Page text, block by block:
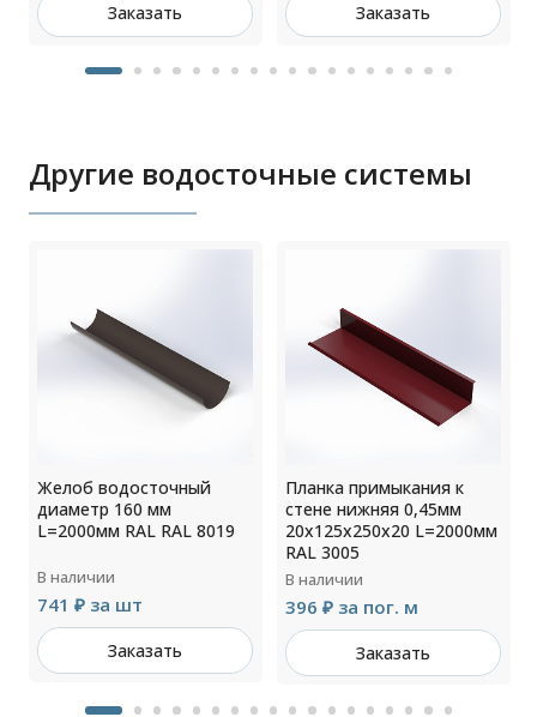
Заказать Заказать
Другие водосточные системы
Желоб водосточный
диаметр 160 мм
L=2000мм RAL RAL 8019
В наличии
741 ₽ за шт
Заказать
Планка примыкания к
стене нижняя 0,45мм
20х125х250х20 L=2000мм
RAL 3005
В наличии
396 ₽ за пог. м
Заказать